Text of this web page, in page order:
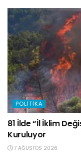
POLITIKA
81 İlde “İl İklim
Kuruluyor
7 AĞUSTOS 2026